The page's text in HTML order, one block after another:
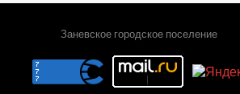
Заневское городское поселение